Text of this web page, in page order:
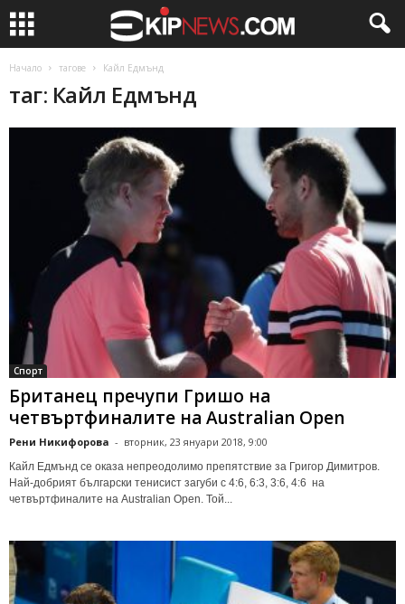
Начало тагове Кайл Едмънд
таг: Кайл Едмънд
Спорт
Британец пречупи Гришо на
четвъртфиналите на Australian Open
Рени Никифорова - вторник, 23 януари 2018, 9:00
Кайл Едмънд се оказа непреодолимо препятствие за Григор Димитров.
Най-добрият български тенисист загуби с 4:6, 6:3, 3:6, 4:6 на
четвъртфиналите на Australian Open. Той...